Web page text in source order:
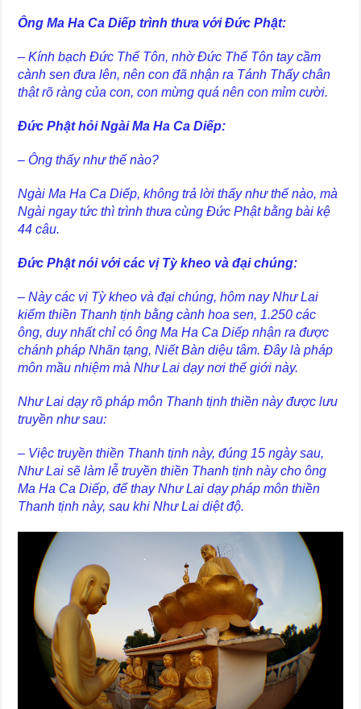
Ông Ma Ha Ca Diếp trình thưa với Đức Phật:
– Kính bạch Đức Thế Tôn, nhờ Đức Thế Tôn tay cầm
cành sen đưa lên, nên con đã nhận ra Tánh Thấy chân
thật rõ ràng của con, con mừng quá nên con mỉm cười.
Đức Phật hỏi Ngài Ma Ha Ca Diếp:
– Ông thấy như thế nào?
Ngài Ma Ha Ca Diếp, không trả lời thấy như thế nào, mà
Ngài ngay tức thì trình thưa cùng Đức Phật bằng bài kệ
44 câu.
Đức Phật nói với các vị Tỳ kheo và đại chúng:
– Này các vị Tỳ kheo và đại chúng, hôm nay Như Lai
kiểm thiền Thanh tịnh bằng cành hoa sen, 1.250 các
ông, duy nhất chỉ có ông Ma Ha Ca Diếp nhận ra được
chánh pháp Nhãn tạng, Niết Bàn diệu tâm. Đây là pháp
môn mầu nhiệm mà Như Lai dạy nơi thế giới này.
Như Lai dạy rõ pháp môn Thanh tịnh thiền này được lưu
truyền như sau:
– Việc truyền thiền Thanh tịnh này, đúng 15 ngày sau,
Như Lai sẽ làm lễ truyền thiền Thanh tịnh này cho ông
Ma Ha Ca Diếp, để thay Như Lai dạy pháp môn thiền
Thanh tịnh này, sau khi Như Lai diệt độ.